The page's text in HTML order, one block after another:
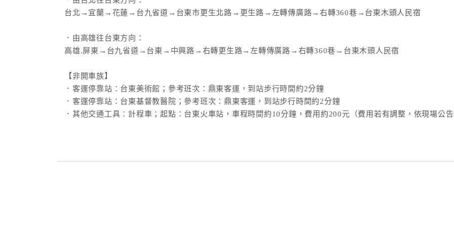
台北→宜蘭→花蓮→台九省道→台東市更生北路→更生路→左轉傳廣路→右轉360巷→台東木頭人民宿
．由高雄往台東方向：
高雄.屏東→台九省道→台東→中興路→右轉更生路→左轉傳廣路→右轉360巷→台東木頭人民宿
【非開車族】
．客運停靠站：台東美術館；參考班次：鼎東客運，到站步行時間約2分鐘
．客運停靠站：台東基督教醫院；參考班次：鼎東客運，到站步行時間約2分鐘
．其他交通工具：計程車；起點：台東火車站，車程時間約10分鐘，費用約200元（費用若有調整，依現場公